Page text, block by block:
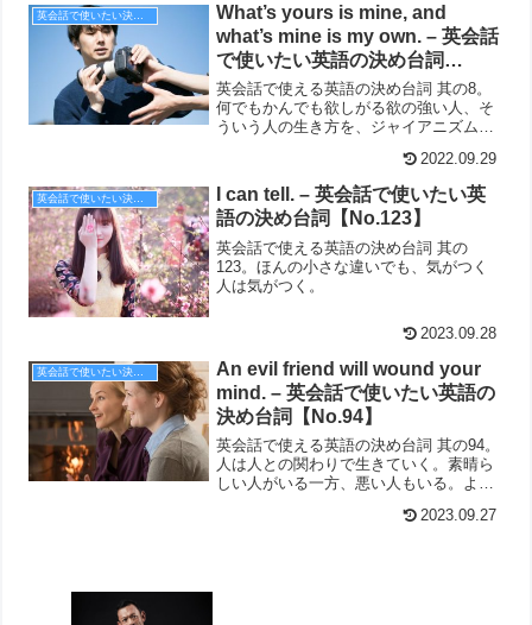
英会話で使いたい決め台詞
What’s yours is mine, and
what’s mine is my own. – 英会話
で使いたい英語の決め台詞
【No.8】
英会話で使える英語の決め台詞 其の8。
何でもかんでも欲しがる欲の強い人、そ
ういう人の生き方を、ジャイアニズムと
and what's mine is my own.という思想で
ある。
2022.09.29
英会話で使いたい決め台詞
I can tell. – 英会話で使いたい英
語の決め台詞【No.123】
英会話で使える英語の決め台詞 其の
123。ほんの小さな違いでも、気がつく
人は気がつく。
2023.09.28
英会話で使いたい決め台詞
An evil friend will wound your
mind. – 英会話で使いたい英語の
決め台詞【No.94】
英会話で使える英語の決め台詞 其の94。
人は人との関わりで生きていく。素晴ら
しい人がいる一方、悪い人もいる。よ
2023.09.27